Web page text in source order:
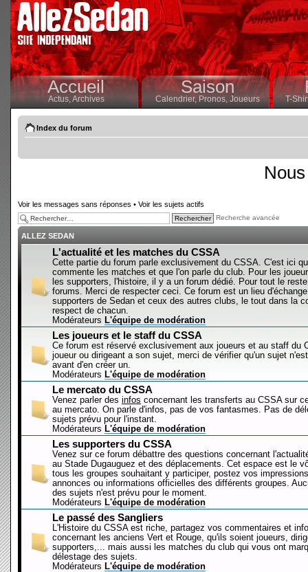
Accueil
Actus,Archives
Saison
Calendrier,Pronos, Joueurs T-
Index du forum
Voir les messages sans réponses • Voir les sujets actifs
Recherche avancée
ALLEZ SEDAN
L'actualité et les matches du CSSA
Cette partie du forum parle exclusivement du CSSA. C'est ici
commente les matches et que l'on parle du club. Pour les
les supporters, l'histoire, il y a un forum dédié. Pour tout le
forums. Merci de respecter ceci. Ce forum est un lieu
supporters de Sedan et ceux des autres clubs, le tout dans la
respect de chacun.
Modérateurs L'équipe de modération
Les joueurs et le staff du CSSA
Ce forum est réservé exclusivement aux joueurs et au staff du
joueur ou dirigeant a son sujet, merci de vérifier qu'un sujet
avant d'en créer un.
Modérateurs L'équipe de modération
Le mercato du CSSA
Venez parler des infos concernant les transferts au CSSA sur
au mercato. On parle d'infos, pas de vos fantasmes. Pas de
sujets prévu pour l'instant.
Modérateurs L'équipe de modération
Les supporters du CSSA
Venez sur ce forum débattre des questions concernant
au Stade Dugauguez et des déplacements. Cet espace est le
tous les groupes souhaitant y participer, postez vos
annonces ou informations officielles des différents groupes.
des sujets n'est prévu pour le moment.
Modérateurs L'équipe de modération
Le passé des Sangliers
L'Histoire du CSSA est riche, partagez vos commentaires et
concernant les anciens Vert et Rouge, qu'ils soient joueurs,
supporters,... mais aussi les matches du club qui vous ont
délestage des sujets.
Modérateurs L'équipe de modération